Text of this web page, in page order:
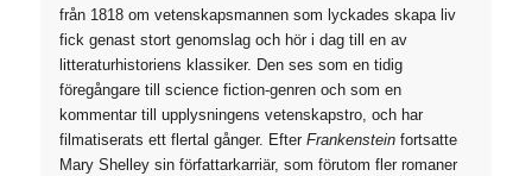
från 1818 om vetenskapsmannen som lyckades skapa liv
fick genast stort genomslag och hör i dag till en av
litteraturhistoriens klassiker. Den ses som en tidig
föregångare till science fiction-genren och som en
kommentar till upplysningens vetenskapstro, och har
filmatiserats ett flertal gånger. Efter Frankensteinfortsatte
Mary Shelley sin författarkarriär, som förutom fler romaner